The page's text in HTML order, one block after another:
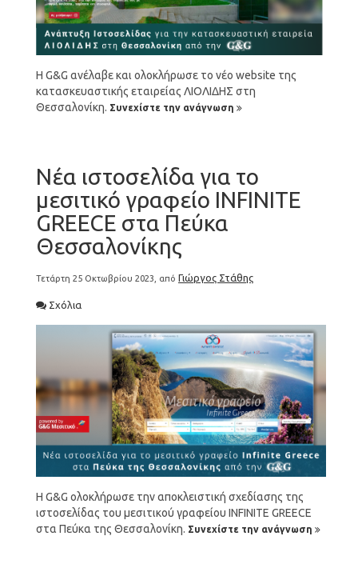
Η G&G ανέλαβε και ολοκλήρωσε το νέο website της
κατασκευαστικής εταιρείας ΛΙΟΛΙΔΗΣ στη
Θεσσαλονίκη. Συνεχίστε την ανάγνωση
Νέα ιστοσελίδα για το
μεσιτικό γραφείο INFINITE
GREECE στα Πεύκα
Θεσσαλονίκης
Τετάρτη 25 Οκτωβρίου 2023, από Γιώργος Στάθης
Σχόλια
Η G&G ολοκλήρωσε την αποκλειστική σχεδίασης της
ιστοσελίδας του μεσιτικού γραφείου INFINITE GREECE
στα Πεύκα της Θεσσαλονίκη. Συνεχίστε την ανάγνωση